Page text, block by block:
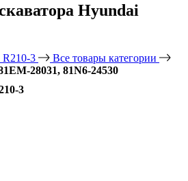
Hyundai
R210-3
Все товары категории
28031, 81N6-24530
3